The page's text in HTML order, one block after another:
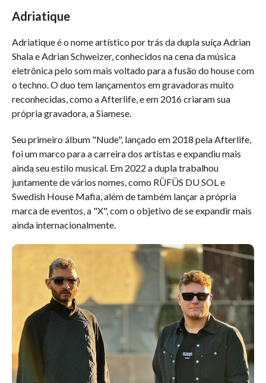
Adriatique
Adriatique é o nome artístico por trás da dupla suíçaAdrian
Shala e Adrian Schweizer, conhecidos na cena da música
eletrônica pelo som mais voltado para a fusão do house com
o techno. O duo tem lançamentos em gravadoras muito
reconhecidas, como a Afterlife, e em 2016 criaram sua
própria gravadora, a Siamese.
Seu primeiro álbum "Nude", lançado em 2018 pela Afterlife,
foi um marco para a carreira dos artistas e expandiu mais
ainda seu estilo musical. Em 2022 a dupla trabalhou
juntamente de vários nomes, como RÜFÜS DU SOL e
Swedish House Mafia, além de também lançar a própria
marca de eventos, a "X", com o objetivo de se expandir mais
ainda internacionalmente.